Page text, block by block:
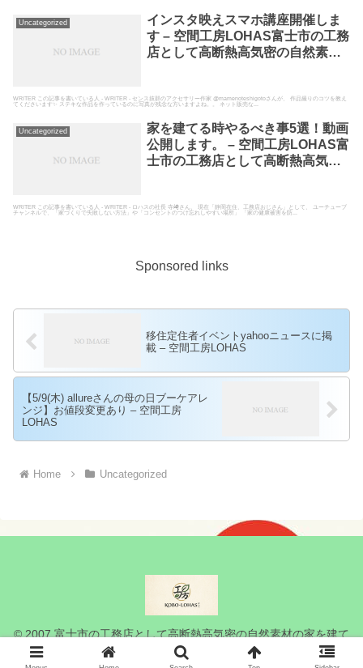
Uncategorized
インスタ映えスマホ講座開催しま
す – 空間工房LOHAS富士市の工務
店として高断熱高気密の自然素材
WRITER この記事を書いている人 - WRITER - センス抜群のアクセサリー作家 @mamenoteshigotoさんが、 作品撮りのコツを教え
てくださいます✨ ステキな作品を作っているのに写真が残念な方いますよね。。 ネット販売な...
Uncategorized
家を建てる時やるべき事5選！動画
公開します。 – 空間工房LOHAS富
士市の工務店として高断熱高気密
WRITER この記事を書いている人 - WRITER - ロハスの社長 寺﨑さん、 現在「静岡在住、工務店おじさん」として、 ユーチューブ
チャンネルで、「家づくりで失敗しない方法」や「コンセントのつけ忘れしやすい場所」 「家の健康被害を防...
Sponsored links
移住定住者イベントyahooニュースに掲
載 – 空間工房LOHAS
【5/9(木) allureさんの母の日ブーケアレ
ンジ】お値段変更あり – 空間工房
LOHAS
Home Uncategorized
© 2007 富士市の工務店として高断熱高気密の自然素材の家を建て
ている空間工房LOHAS.